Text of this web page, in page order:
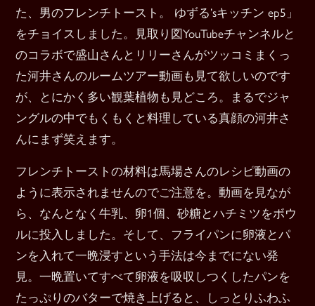
た、男のフレンチトースト。 ゆずる’sキッチン ep5」
をチョイスしました。見取り図YouTubeチャンネルと
のコラボで盛山さんとリリーさんがツッコミまくっ
た河井さんのルームツアー動画も見て欲しいのです
が、とにかく多い観葉植物も見どころ。まるでジャ
ングルの中でもくもくと料理している真顔の河井さ
んにまず笑えます。
フレンチトーストの材料は馬場さんのレシピ動画の
ように表示されませんのでご注意を。動画を見なが
ら、なんとなく牛乳、卵1個、砂糖とハチミツをボウ
ルに投入しました。そして、フライパンに卵液とパ
ンを入れて一晩浸すという手法は今までにない発
見。一晩置いてすべて卵液を吸収しつくしたパンを
たっぷりのバターで焼き上げると、しっとりふわふ